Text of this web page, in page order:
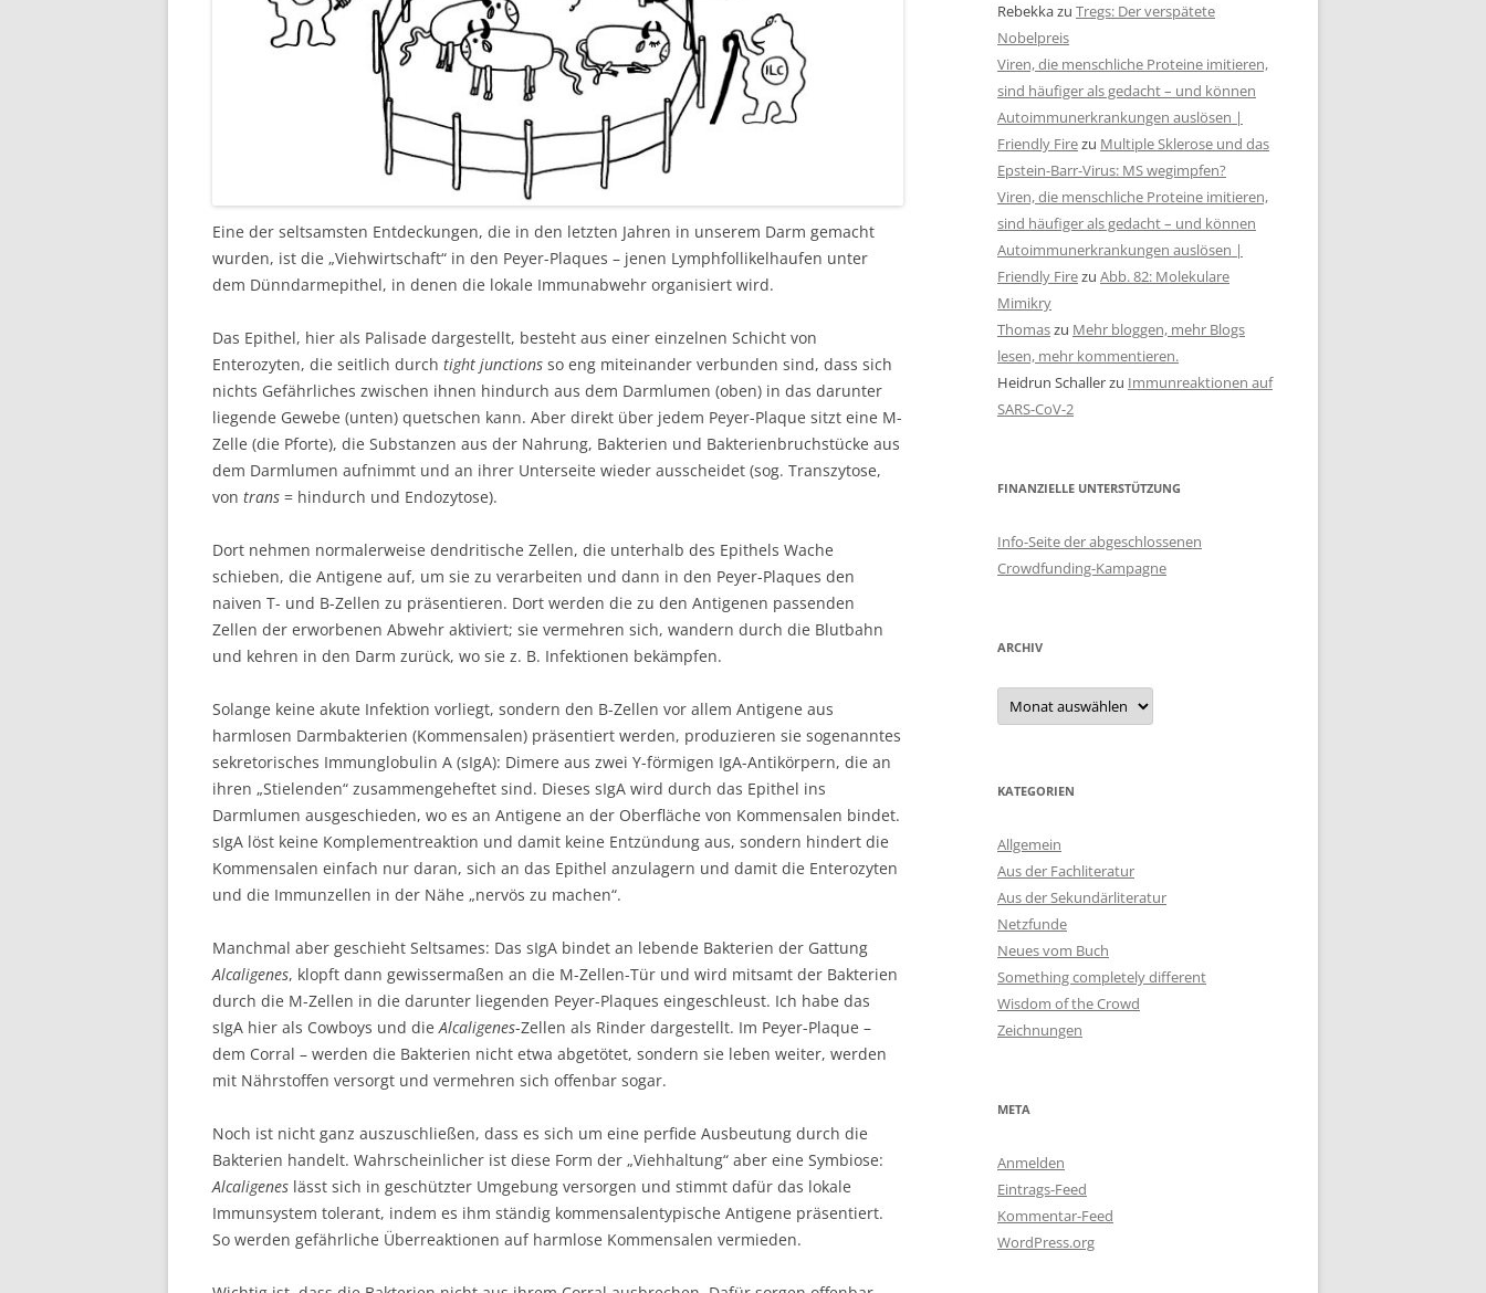
Eine der seltsamsten Entdeckungen, die in den letzten Jahren in unserem Darm gemacht
wurden, ist die „Viehwirtschaft“ in den Peyer-Plaques – jenen Lymphfollikelhaufen unter
dem Dünndarmepithel, in denen die lokale Immunabwehr organisiert wird.
Das Epithel, hier als Palisade dargestellt, besteht aus einer einzelnen Schicht von
Enterozyten, die seitlich durch tight junctions so eng miteinander verbunden sind, dass sich
nichts Gefährliches zwischen ihnen hindurch aus dem Darmlumen (oben) in das darunter
liegende Gewebe (unten) quetschen kann. Aber direkt über jedem Peyer-Plaque sitzt eine M-
Zelle (die Pforte), die Substanzen aus der Nahrung, Bakterien und Bakterienbruchstücke aus
dem Darmlumen aufnimmt und an ihrer Unterseite wieder ausscheidet (sog. Transzytose,
von trans = hindurch und Endozytose).
Dort nehmen normalerweise dendritische Zellen, die unterhalb des Epithels Wache
schieben, die Antigene auf, um sie zu verarbeiten und dann in den Peyer-Plaques den
naiven T- und B-Zellen zu präsentieren. Dort werden die zu den Antigenen passenden
Zellen der erworbenen Abwehr aktiviert; sie vermehren sich, wandern durch die Blutbahn
und kehren in den Darm zurück, wo sie z. B. Infektionen bekämpfen.
Solange keine akute Infektion vorliegt, sondern den B-Zellen vor allem Antigene aus
harmlosen Darmbakterien (Kommensalen) präsentiert werden, produzieren sie sogenanntes
sekretorisches Immunglobulin A (sIgA): Dimere aus zwei Y-förmigen IgA-Antikörpern, die an
ihren „Stielenden“ zusammengeheftet sind. Dieses sIgA wird durch das Epithel ins
Darmlumen ausgeschieden, wo es an Antigene an der Oberfläche von Kommensalen bindet.
sIgA löst keine Komplementreaktion und damit keine Entzündung aus, sondern hindert die
Kommensalen einfach nur daran, sich an das Epithel anzulagern und damit die Enterozyten
und die Immunzellen in der Nähe „nervös zu machen“.
Manchmal aber geschieht Seltsames: Das sIgA bindet an lebende Bakterien der Gattung
Alcaligenes, klopft dann gewissermaßen an die M-Zellen-Tür und wird mitsamt der Bakterien
durch die M-Zellen in die darunter liegenden Peyer-Plaques eingeschleust. Ich habe das
sIgA hier als Cowboys und dieAlcaligenes-Zellen als Rinder dargestellt. Im Peyer-Plaque –
dem Corral – werden die Bakterien nicht etwa abgetötet, sondern sie leben weiter, werden
mit Nährstoffen versorgt und vermehren sich offenbar sogar.
Noch ist nicht ganz auszuschließen, dass es sich um eine perfide Ausbeutung durch die
Bakterien handelt. Wahrscheinlicher ist diese Form der „Viehhaltung“ aber eine Symbiose:
Alcaligenes lässt sich in geschützter Umgebung versorgen und stimmt dafür das lokale
Immunsystem tolerant, indem es ihm ständig kommensalentypische Antigene präsentiert.
So werden gefährliche Überreaktionen auf harmlose Kommensalen vermieden.
Rebekkazu Tregs: Der verspätete
Nobelpreis
Viren, die menschliche Proteine imitieren,
sind häufiger als gedacht – und können
Autoimmunerkrankungen auslösen |
Friendly Firezu Multiple Sklerose und das
Epstein-Barr-Virus: MS wegimpfen?
Viren, die menschliche Proteine imitieren,
sind häufiger als gedacht – und können
Autoimmunerkrankungen auslösen |
Friendly Firezu Abb. 82: Molekulare
Mimikry
Thomaszu Mehr bloggen, mehr Blogs
lesen, mehr kommentieren.
Heidrun Schallerzu Immunreaktionen auf
SARS-CoV-2
FINANZIELLE UNTERSTÜTZUNG
Info-Seite der abgeschlossenen
Crowdfunding-Kampagne
ARCHIV
Archiv
KATEGORIEN
Allgemein
Aus der Fachliteratur
Aus der Sekundärliteratur
Netzfunde
Neues vom Buch
Something completely different
Wisdom of the Crowd
Zeichnungen
META
Anmelden
Eintrags-Feed
Kommentar-Feed
WordPress.org